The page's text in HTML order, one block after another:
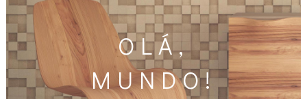
OLÁ,
MUNDO!